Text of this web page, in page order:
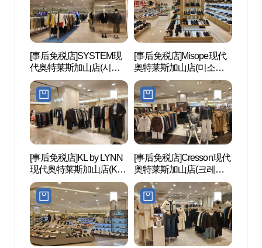
[事后免税店]SYSTEM现
代奥特莱斯加山店(시스
템 현대아울렛 가산점)
[事后免税店]Misope现代
奥特莱斯加山店(미소페
현대아울렛 가산점)
[事后免税店]KL by LYNN
现代奥特莱斯加山店(KL
by LYNN 현대아울렛 가
산점)
[事后免税店]Cresson现代
奥特莱斯加山店(크레송
현대아울렛 가산점)